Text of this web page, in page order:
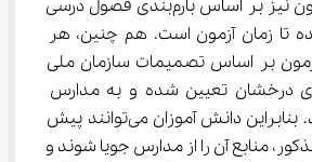
بودجه‌بندی این آزمون نیز بر اساس بارم‌بندی فصول درسی
تدریس‌شده تا زمان آزمون است. هم چنین، هر
بر اساس تصمیمات سازمان ملی
درخشان تعیین شده و به مدارس
سمپاد ابلاغ می‌شود. بنابراین دانش آموزان می‌توانند پیش
منابع آن را از مدارس جویا شوند و